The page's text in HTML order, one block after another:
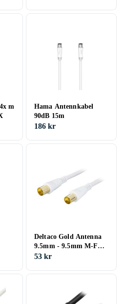
m
Hama Antennkabel
90dB 15m
186 kr
Deltaco Gold Antenna
9.5mm - 9.5mm M-F
10m
53 kr